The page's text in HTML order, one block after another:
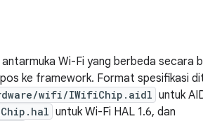
Wi-Fi yang berbeda secara
ke framework. Format spesifikasi
wifi/IWifiChip.aidl untuk
untuk Wi-Fi HAL 1.6, dan